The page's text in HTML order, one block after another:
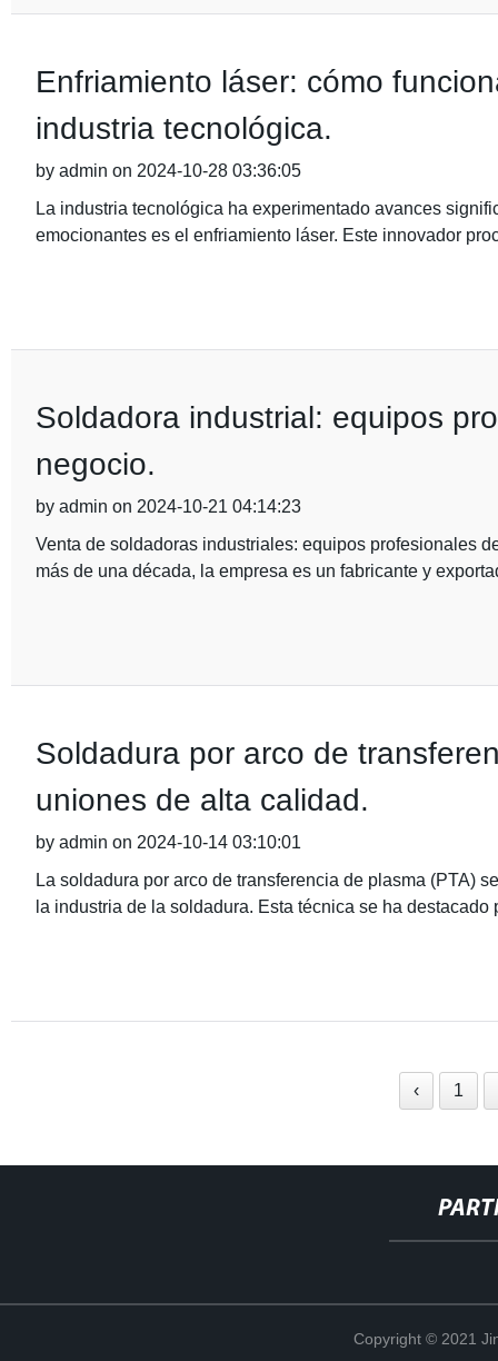
Enfriamiento láser: cómo
industria tecnológica.
by admin on 2024-10-28 03:36:05
La industria tecnológica ha experimentado avances
emocionantes es el enfriamiento láser. Este innovador
Soldadora industrial: equipos
negocio.
by admin on 2024-10-21 04:14:23
Venta de soldadoras industriales: equipos profesionales
más de una década, la empresa es un fabricante y
Soldadura por arco de
uniones de alta calidad.
by admin on 2024-10-14 03:10:01
La soldadura por arco de transferencia de plasma (PTA)
la industria de la soldadura. Esta técnica se ha destacado
‹ 1
Copyright © 2021